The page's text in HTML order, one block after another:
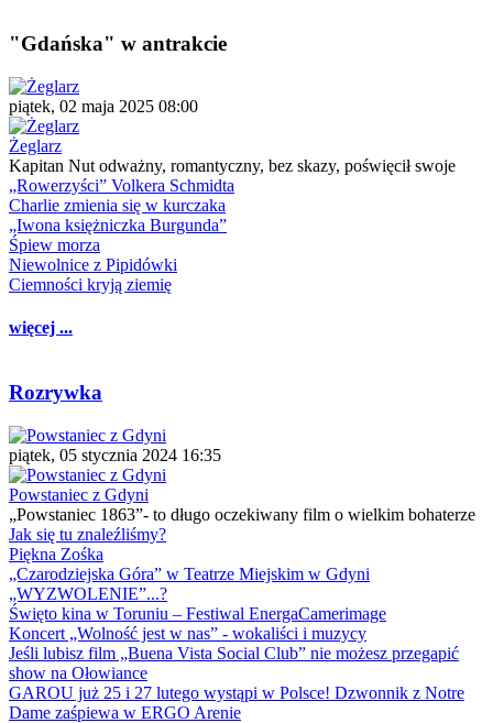
"Gdańska" w antrakcie
piątek, 02 maja 2025 08:00
Żeglarz
Kapitan Nut odważny, romantyczny, bez skazy, poświęcił swoje
„Rowerzyści” Volkera Schmidta
Charlie zmienia się w kurczaka
„Iwona księżniczka Burgunda”
Śpiew morza
Niewolnice z Pipidówki
Ciemności kryją ziemię
więcej ...
Rozrywka
piątek, 05 stycznia 2024 16:35
Powstaniec z Gdyni
„Powstaniec 1863”- to długo oczekiwany film o wielkim bohaterze
Jak się tu znaleźliśmy?
Piękna Zośka
„Czarodziejska Góra” w Teatrze Miejskim w Gdyni
„WYZWOLENIE”...?
Święto kina w Toruniu – Festiwal EnergaCamerimage
Koncert „Wolność jest w nas” - wokaliści i muzycy
Jeśli lubisz film „Buena Vista Social Club” nie możesz przegapić
show na Ołowiance
GAROU już 25 i 27 lutego wystąpi w Polsce! Dzwonnik z Notre
Dame zaśpiewa w ERGO Arenie